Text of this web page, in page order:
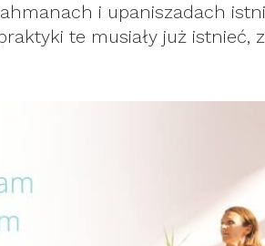
i upaniszadach
te musiały już istnieć,